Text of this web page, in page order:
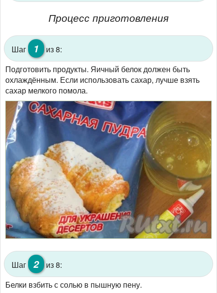
Процесс приготовления
Шаг 1
из 8:
Подготовить продукты. Яичный белок должен быть
охлаждённым. Если использовать сахар, лучше взять
сахар мелкого помола.
Шаг 2
из 8:
Белки взбить с солью в пышную пену.